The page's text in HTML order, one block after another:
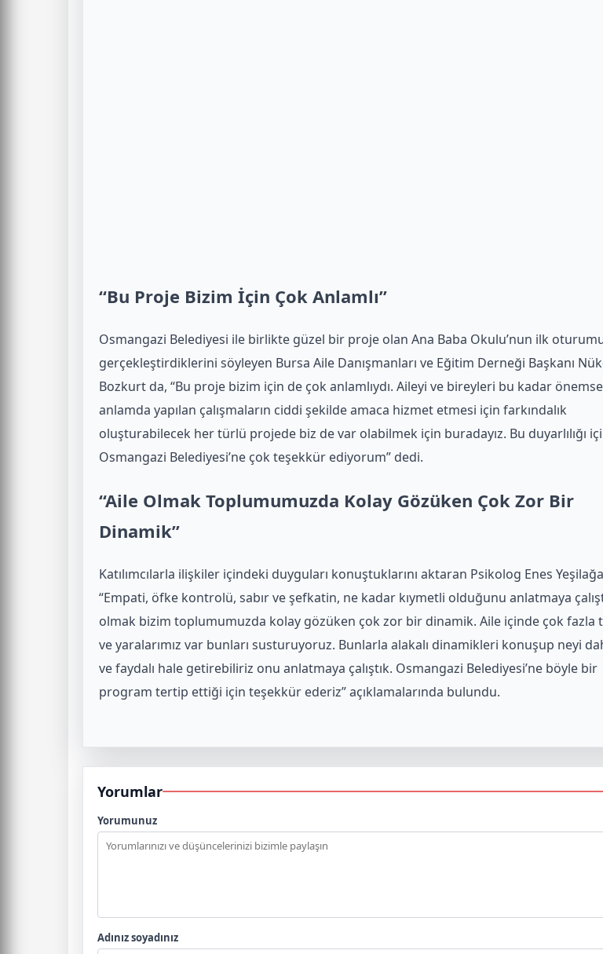
“Bu Proje Bizim İçin Çok Anlamlı”
Osmangazi Belediyesi ile birlikte güzel bir proje olan Ana Baba Okulu’nun ilk
gerçekleştirdiklerini söyleyen Bursa Aile Danışmanları ve Eğitim Derneği Başkanı
Bozkurt da, “Bu proje bizim için de çok anlamlıydı. Aileyi ve bireyleri bu kadar
anlamda yapılan çalışmaların ciddi şekilde amaca hizmet etmesi için farkındalık
oluşturabilecek her türlü projede biz de var olabilmek için buradayız. Bu duyarlılığı
Osmangazi Belediyesi’ne çok teşekkür ediyorum” dedi.
“Aile Olmak Toplumumuzda Kolay Gözüken Çok Zor Bir
Dinamik”
Katılımcılarla ilişkiler içindeki duyguları konuştuklarını aktaran Psikolog Enes
“Empati, öfke kontrolü, sabır ve şefkatin, ne kadar kıymetli olduğunu anlatmaya
olmak bizim toplumumuzda kolay gözüken çok zor bir dinamik. Aile içinde çok fazla
ve yaralarımız var bunları susturuyoruz. Bunlarla alakalı dinamikleri konuşup neyi
ve faydalı hale getirebiliriz onu anlatmaya çalıştık. Osmangazi Belediyesi’ne böyle bir
program tertip ettiği için teşekkür ederiz” açıklamalarında bulundu.
Yorumlar
Yorumunuz
Adınız soyadınız